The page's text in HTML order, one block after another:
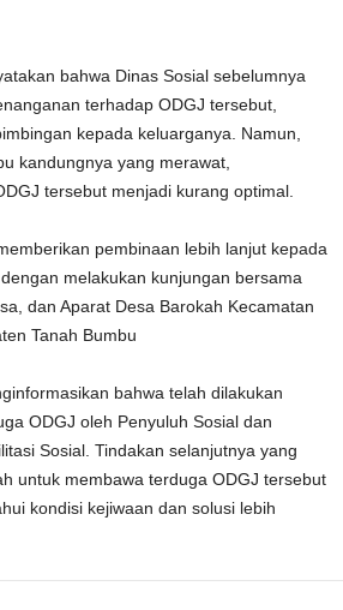
bahwa Dinas Sosial sebelumnya
terhadap ODGJ tersebut,
kepada keluarganya. Namun,
kandungnya yang merawat,
tersebut menjadi kurang optimal.
pembinaan lebih lanjut kepada
melakukan kunjungan bersama
dan Aparat Desa Barokah Kecamatan
Tanah Bumbu
bahwa telah dilakukan
ODGJ oleh Penyuluh Sosial dan
Sosial. Tindakan selanjutnya yang
untuk membawa terduga ODGJ tersebut
kondisi kejiwaan dan solusi lebih